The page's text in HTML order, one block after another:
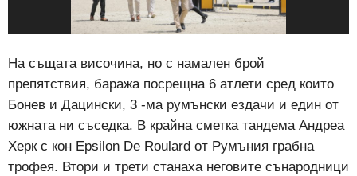
На същата височина, но с намален брой
препятствия, баража посрещна 6 атлети сред които
Бонев и Дацински, 3 -ма румънски ездачи и един от
южната ни съседка. В крайна сметка тандема Андреа
Херк с кон Epsilon De Roulard от Румъния грабна
трофея. Втори и трети станаха неговите сънародници